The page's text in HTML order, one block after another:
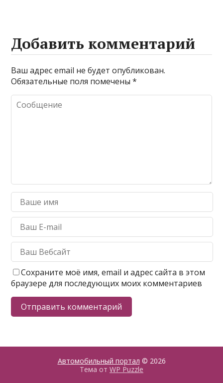
Добавить комментарий
Ваш адрес email не будет опубликован.
Обязательные поля помечены*
Сохраните моё имя, email и адрес сайта в этом
браузере для последующих моих комментариев
Автомобильный портал © 2026
Тема от WP Puzzle